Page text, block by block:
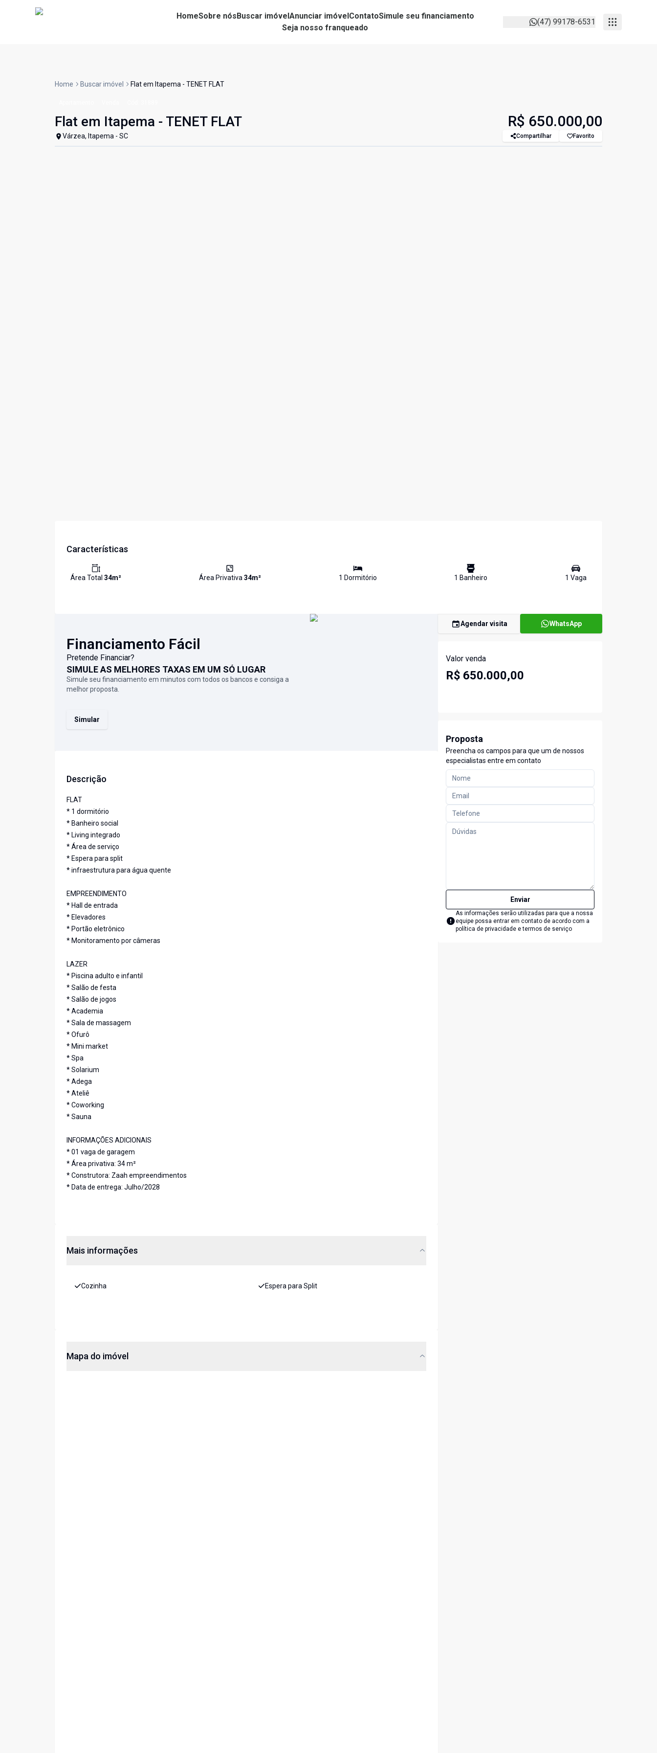
HomeSobre nósBuscar imóvelAnunciar imóvelContatoSimule seu financiamento
Seja nosso franqueado
(47) 99178-6531
Home Buscar imóvel Flat em Itapema - TENET FLAT
Flat em Itapema - TENET FLAT
Várzea, Itapema - SC
R$ 650.000,00
Compartilhar Favorito
Características
Área Total 34m² Área Privativa34m² 1 Dormitório 1 Banheiro 1 Vaga
Financiamento Fácil
Pretende Financiar?
SIMULE AS MELHORES TAXAS EM UM SÓ LUGAR
Simule seu financiamento em minutos com todos os bancos e consiga a
melhor proposta.
Simular
Descrição
FLAT
* 1 dormitório
* Banheiro social
* Living integrado
* Área de serviço
* Espera para split
* infraestrutura para água quente
EMPREENDIMENTO
* Hall de entrada
* Elevadores
* Portão eletrônico
* Monitoramento por câmeras
LAZER
* Piscina adulto e infantil
* Salão de festa
* Salão de jogos
* Academia
* Sala de massagem
* Ofurô
* Mini market
* Spa
* Solarium
* Adega
* Ateliê
* Coworking
* Sauna
INFORMAÇÕES ADICIONAIS
* 01 vaga de garagem
* Área privativa: 34 m²
* Construtora: Zaah empreendimentos
* Data de entrega: Julho/2028
Mais informações
Cozinha Espera para Split
Mapa do imóvel
Agendar visita WhatsApp
Valor venda
R$ 650.000,00
Proposta
Preencha os campos para que um de nossos
especialistas entre em contato
Enviar
As informações serão utilizadas para que a nossa
equipe possa entrar em contato de acordo com a
política de privacidade e termos de serviço